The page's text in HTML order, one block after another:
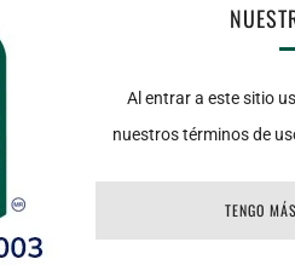
Al entrar a este sitio
nuestros términos de
TENGO
Nariz:
Boca:
(frutos